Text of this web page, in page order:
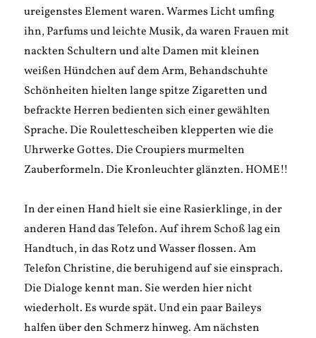
ureigenstes Element waren. Warmes Licht umfing
ihn, Parfums und leichte Musik, da waren Frauen mit
nackten Schultern und alte Damen mit kleinen
weißen Hündchen auf dem Arm, Behandschuhte
Schönheiten hielten lange spitze Zigaretten und
befrackte Herren bedienten sich einer gewählten
Sprache. Die Roulettescheiben klepperten wie die
Uhrwerke Gottes. Die Croupiers murmelten
Zauberformeln. Die Kronleuchter glänzten. HOME!!
In der einen Hand hielt sie eine Rasierklinge, in der
anderen Hand das Telefon. Auf ihrem Schoß lag ein
Handtuch, in das Rotz und Wasser flossen. Am
Telefon Christine, die beruhigend auf sie einsprach.
Die Dialoge kennt man. Sie werden hier nicht
wiederholt. Es wurde spät. Und ein paar Baileys
halfen über den Schmerz hinweg. Am nächsten